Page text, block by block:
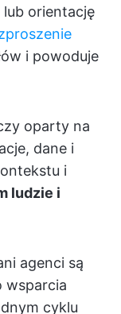
lub orientację
i powoduje
oparty na
dane i
i
ludzie i
agenci są
wsparcia
cyklu